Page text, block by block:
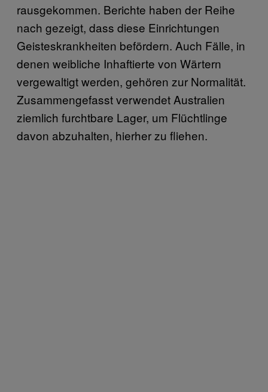
rausgekommen. Berichte haben der Reihe
nach gezeigt, dass diese Einrichtungen
Geisteskrankheiten befördern. Auch Fälle, in
denen weibliche Inhaftierte von Wärtern
vergewaltigt werden, gehören zur Normalität.
Zusammengefasst verwendet Australien
ziemlich furchtbare Lager, um Flüchtlinge
davon abzuhalten, hierher zu fliehen.